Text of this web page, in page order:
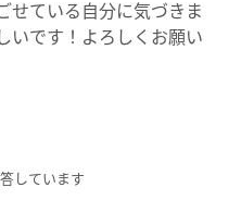
せている自分に気づきま
いです！よろしくお願い
しています